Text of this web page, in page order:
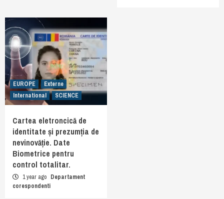
EUROPE
Externe
International
SCIENCE
Cartea eletroncică de
identitate și prezumția de
nevinovăție. Date
Biometrice pentru
control totalitar.
1 year ago Departament
corespondenti